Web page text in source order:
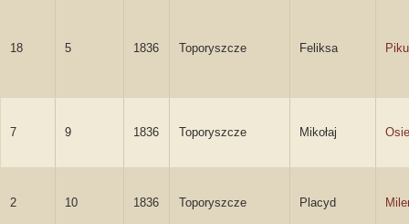
18 5 1836 Toporyszcze Feliksa
7 9 1836 Toporyszcze Mikołaj
2 10 1836 Toporyszcze Placyd